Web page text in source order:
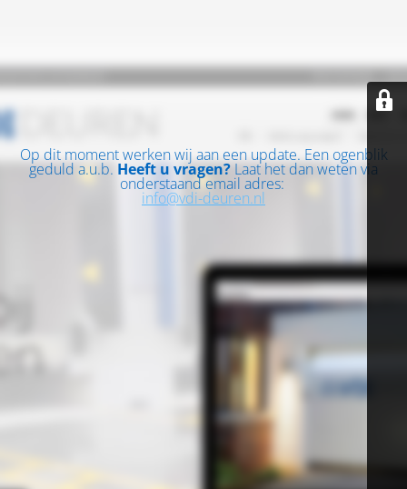
Op dit moment werken wij aan een update. Een ogenblik
geduld a.u.b. Heeft u vragen? Laat het dan weten via
onderstaand email adres:
info@vdi-deuren.nl